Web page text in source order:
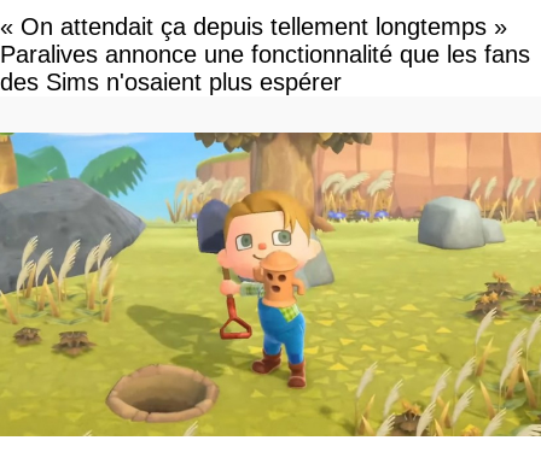
« On attendait ça depuis tellement longtemps »
Paralives annonce une fonctionnalité que les fans
des Sims n'osaient plus espérer